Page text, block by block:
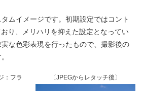
ムイメージです。初期設定ではコント
り、メリハリを抑えた設定となってい
な色彩表現を行ったもので、撮影後の
：フラ
〔JPEGからレタッチ後〕